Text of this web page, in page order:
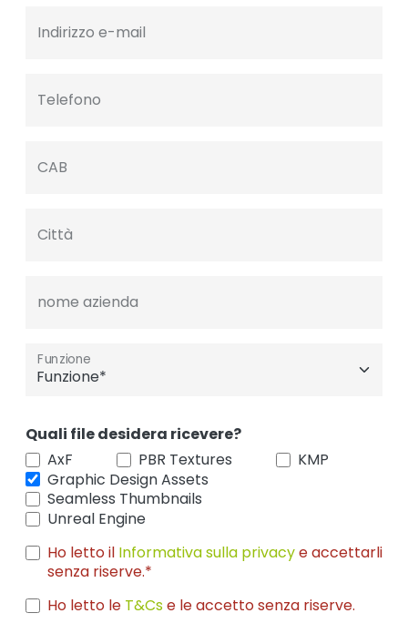
Indirizzo e-mail
Telefono
CAB
Città
nome azienda
Funzione
Quali file desidera ricevere?
AxF
PBR Textures
KMP
Graphic Design Assets
Seamless Thumbnails
Unreal Engine
Ho letto il Informativa sulla privacye accettarli
senza riserve.*
Ho letto le T&Cse le accetto senza riserve.